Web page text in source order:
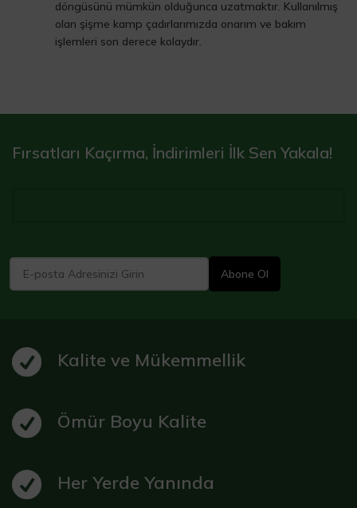
döngüsünü mümkün olduğunca uzatmaktır. Kullanılmış
olan şişme kamp çadırlarımızda onarım ve bakım
işlemleri son derece kolaydır.
Fırsatları Kaçırma, İndirimleri İlk Sen Yakala!
Kalite ve Mükemmellik
Ömür Boyu Kalite
Her Yerde Yanında